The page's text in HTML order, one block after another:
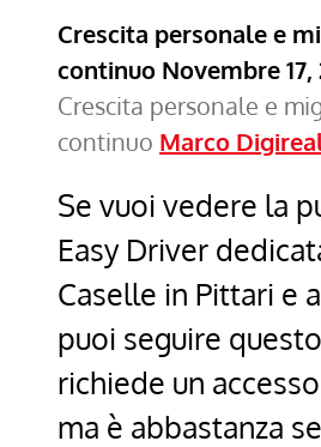
Crescita personale e
continuo Novembre 17,
Crescita personale e
continuo Marco
Se vuoi vedere la
Easy Driver
Caselle in Pittari e
puoi seguire
richiede un
ma è abbastanza